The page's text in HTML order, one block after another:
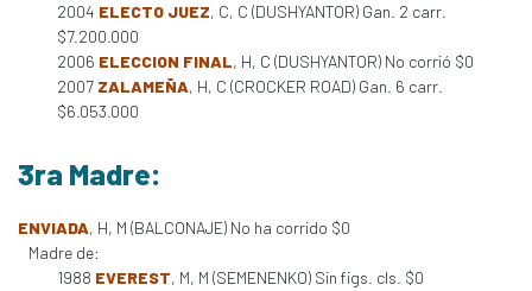
2004 ELECTO JUEZ, C, C (DUSHYANTOR) Gan. 2 carr.
$7.200.000
2006 ELECCION FINAL, H, C (DUSHYANTOR) No corrió $0
2007 ZALAMEÑA, H, C (CROCKER ROAD) Gan. 6 carr.
$6.053.000
3ra Madre:
ENVIADA, H, M (BALCONAJE) No ha corrido $0
Madre de:
1988 EVEREST, M, M (SEMENENKO) Sin figs. cls. $0